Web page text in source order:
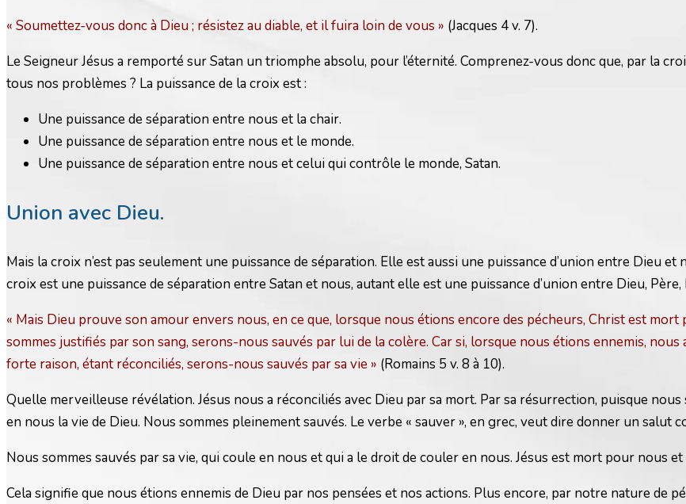
« Soumettez-vous donc à Dieu ; résistez au diable, et il fuira loin de vous » (Jacques 4 v. 7).
Le Seigneur Jésus a remporté sur Satan un triomphe absolu, pour l’éternité. Comprenez-vous donc que, par la
tous nos problèmes ? La puissance de la croix est :
Une puissance de séparation entre nous et la chair.
Une puissance de séparation entre nous et le monde.
Une puissance de séparation entre nous et celui qui contrôle le monde, Satan.
Union avec Dieu.
Mais la croix n’est pas seulement une puissance de séparation. Elle est aussi une puissance d’union entre Dieu
croix est une puissance de séparation entre Satan et nous, autant elle est une puissance d’union entre Dieu,
« Mais Dieu prouve son amour envers nous, en ce que, lorsque nous étions encore des pécheurs, Christ est
sommes justifiés par son sang, serons-nous sauvés par lui de la colère. Car si, lorsque nous étions ennemis,
forte raison, étant réconciliés, serons-nous sauvés par sa vie » (Romains 5 v. 8 à 10).
Quelle merveilleuse révélation. Jésus nous a réconciliés avec Dieu par sa mort. Par sa résurrection, puisque
en nous la vie de Dieu. Nous sommes pleinement sauvés. Le verbe « sauver », en grec, veut dire donner un salut
Nous sommes sauvés par sa vie, qui coule en nous et qui a le droit de couler en nous. Jésus est mort pour nous
Cela signifie que nous étions ennemis de Dieu par nos pensées et nos actions. Plus encore, par notre nature de